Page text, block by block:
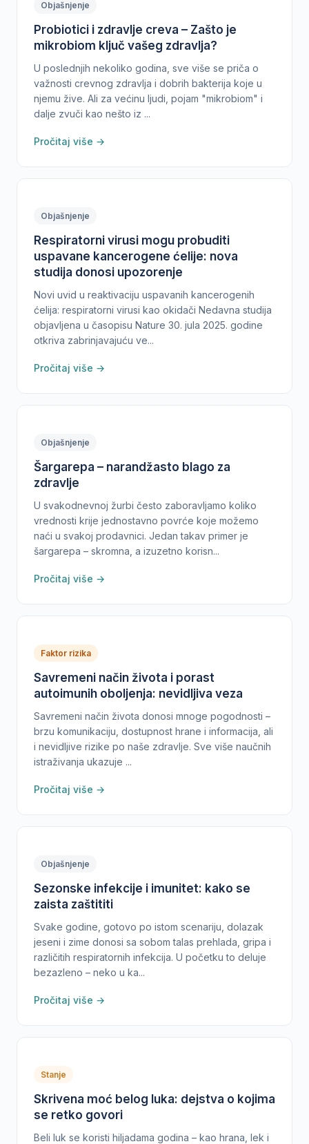
Objašnjenje
Probiotici i zdravlje creva – Zašto je
mikrobiom ključ vašeg zdravlja?
U poslednjih nekoliko godina, sve više se priča o
važnosti crevnog zdravlja i dobrih bakterija koje u
njemu žive. Ali za većinu ljudi, pojam "mikrobiom" i
dalje zvuči kao nešto iz ...
Pročitaj više →
Objašnjenje
Respiratorni virusi mogu probuditi
uspavane kancerogene ćelije: nova
studija donosi upozorenje
Novi uvid u reaktivaciju uspavanih kancerogenih
ćelija: respiratorni virusi kao okidači Nedavna studija
objavljena u časopisu Nature 30. jula 2025. godine
otkriva zabrinjavajuću ve...
Pročitaj više →
Objašnjenje
Šargarepa – narandžasto blago za
zdravlje
U svakodnevnoj žurbi često zaboravljamo koliko
vrednosti krije jednostavno povrće koje možemo
naći u svakoj prodavnici. Jedan takav primer je
šargarepa – skromna, a izuzetno korisn...
Pročitaj više →
Faktor rizika
Savremeni način života i porast
autoimunih oboljenja: nevidljiva veza
Savremeni način života donosi mnoge pogodnosti –
brzu komunikaciju, dostupnost hrane i informacija, ali
i nevidljive rizike po naše zdravlje. Sve više naučnih
istraživanja ukazuje ...
Pročitaj više →
Objašnjenje
Sezonske infekcije i imunitet: kako se
zaista zaštititi
Svake godine, gotovo po istom scenariju, dolazak
jeseni i zime donosi sa sobom talas prehlada, gripa i
različitih respiratornih infekcija. U početku to deluje
bezazleno – neko u ka...
Pročitaj više →
Stanje
Skrivena moć belog luka: dejstva o kojima
se retko govori
Beli luk se koristi hiljadama godina – kao hrana, lek i